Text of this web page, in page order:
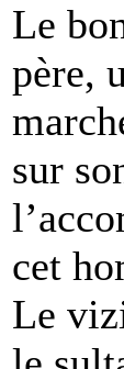
Le
père,
sur
cet
Le